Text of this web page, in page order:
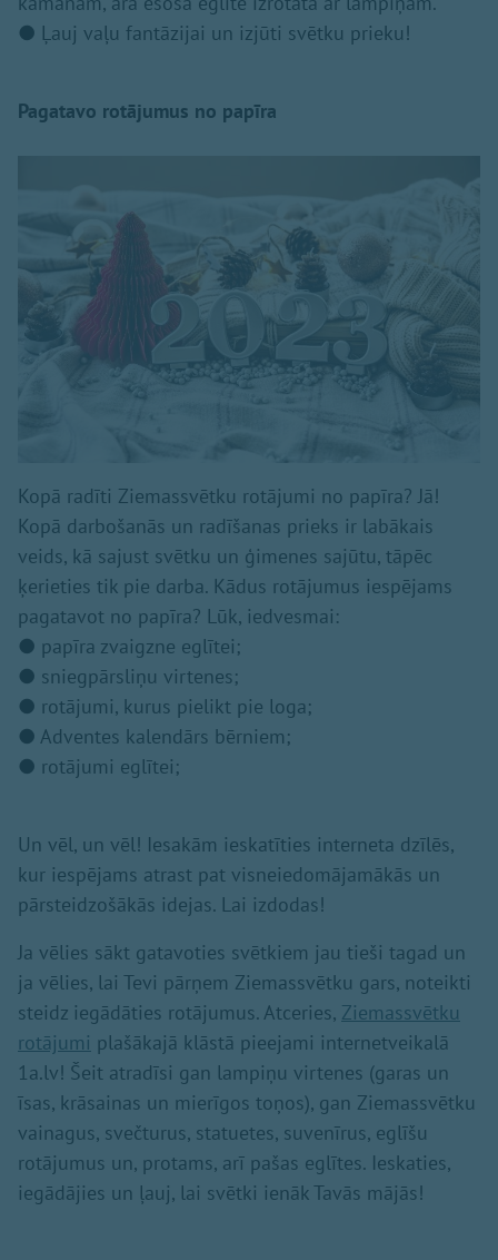
● Ļauj vaļu fantāzijai un izjūti svētku prieku!
Pagatavo rotājumus no papīra
Kopā radīti Ziemassvētku rotājumi no papīra? Jā!
Kopā darbošanās un radīšanas prieks ir labākais
veids, kā sajust svētku un ģimenes sajūtu, tāpēc
ķerieties tik pie darba. Kādus rotājumus iespējams
pagatavot no papīra? Lūk, iedvesmai:
● papīra zvaigzne eglītei;
● sniegpārsliņu virtenes;
● rotājumi, kurus pielikt pie loga;
● Adventes kalendārs bērniem;
● rotājumi eglītei;
Un vēl, un vēl! Iesakām ieskatīties interneta dzīlēs,
kur iespējams atrast pat visneiedomājamākās un
pārsteidzošākās idejas. Lai izdodas!
Ja vēlies sākt gatavoties svētkiem jau tieši tagad un
ja vēlies, lai Tevi pārņem Ziemassvētku gars, noteikti
steidz iegādāties rotājumus. Atceries, Ziemassvētku
rotājumi plašākajā klāstā pieejami internetveikalā
1a.lv! Šeit atradīsi gan lampiņu virtenes (garas un
īsas, krāsainas un mierīgos toņos), gan Ziemassvētku
vainagus, svečturus, statuetes, suvenīrus, eglīšu
rotājumus un, protams, arī pašas eglītes. Ieskaties,
iegādājies un ļauj, lai svētki ienāk Tavās mājās!